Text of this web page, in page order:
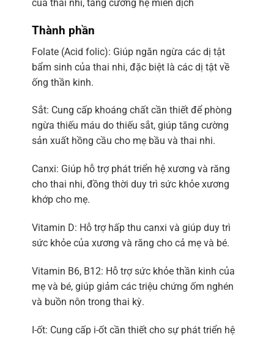
của thai nhi, tăng cường hệ miễn dịch
Thành phần
Folate (Acid folic): Giúp ngăn ngừa các dị tật
bẩm sinh của thai nhi, đặc biệt là các dị tật về
ống thần kinh.
Sắt: Cung cấp khoáng chất cần thiết để phòng
ngừa thiếu máu do thiếu sắt, giúp tăng cường
sản xuất hồng cầu cho mẹ bầu và thai nhi.
Canxi: Giúp hỗ trợ phát triển hệ xương và răng
cho thai nhi, đồng thời duy trì sức khỏe xương
khớp cho mẹ.
Vitamin D: Hỗ trợ hấp thu canxi và giúp duy trì
sức khỏe của xương và răng cho cả mẹ và bé.
Vitamin B6, B12: Hỗ trợ sức khỏe thần kinh của
mẹ và bé, giúp giảm các triệu chứng ốm nghén
và buồn nôn trong thai kỳ.
I-ốt: Cung cấp i-ốt cần thiết cho sự phát triển hệ